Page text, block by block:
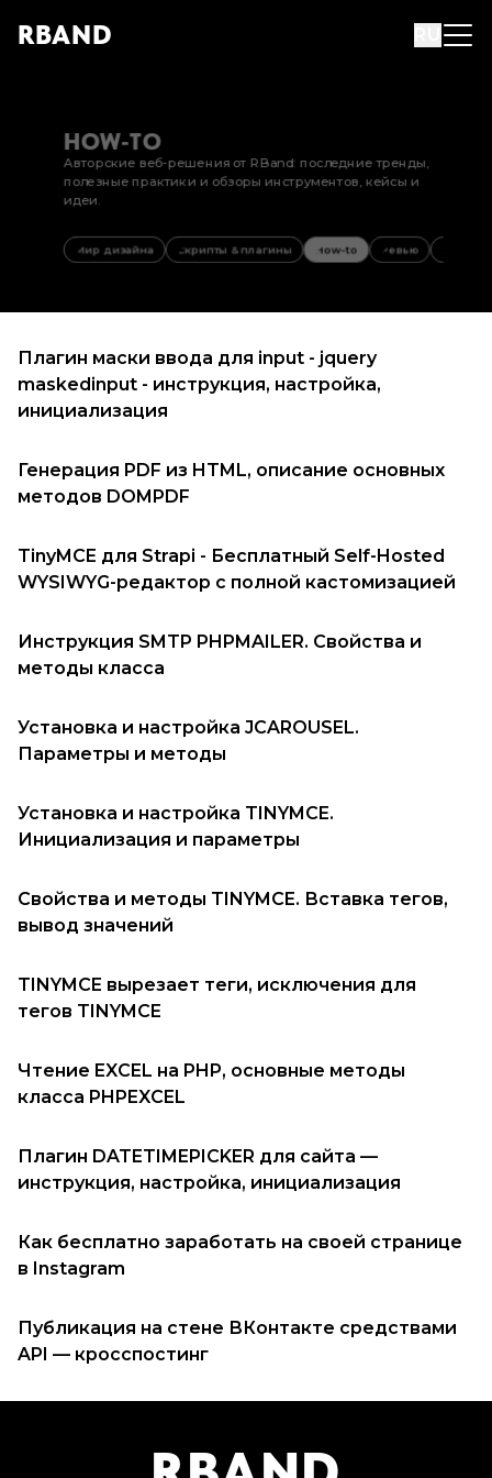
RBAND
HOW-TO
Авторские веб-решения от RBand: последние тренды,
полезные практики и обзоры инструментов, кейсы и
идеи.
Мир дизайна Скрипты & плагины How-to Ревью
Плагин маски ввода для input - jquery
maskedinput - инструкция, настройка,
инициализация
Генерация PDF из HTML, описание основных
методов DOMPDF
TinyMCE для Strapi - Бесплатный Self-Hosted
WYSIWYG-редактор с полной кастомизацией
Инструкция SMTP PHPMAILER. Свойства и
методы класса
Установка и настройка JCAROUSEL.
Параметры и методы
Установка и настройка TINYMCE.
Инициализация и параметры
Cвойства и методы TINYMCE. Вставка тегов,
вывод значений
TINYMCE вырезает теги, исключения для
тегов TINYMCE
Чтение EXCEL на PHP, основные методы
класса PHPEXCEL
Плагин DATETIMEPICKER для сайта —
инструкция, настройка, инициализация
Как бесплатно заработать на своей странице
в Instagram
Публикация на стене ВКонтакте средствами
API — кросспостинг